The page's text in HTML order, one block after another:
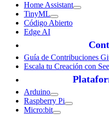
Home Assistant
TinyML
Código Abierto
Edge AI
Guía de Contribuciones
Escala tu Creación con
Arduino
Raspberry Pi
Micro:bit